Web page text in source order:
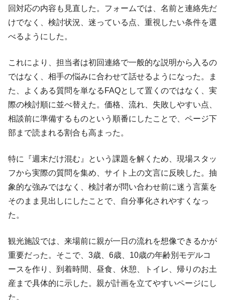
回対応の内容も見直した。フォームでは、名前と連絡先だ
けでなく、検討状況、迷っている点、重視したい条件を選
べるようにした。
これにより、担当者は初回連絡で一般的な説明から入るの
ではなく、相手の悩みに合わせて話せるようになった。ま
た、よくある質問を単なるFAQとして置くのではなく、実
際の検討順に並べ替えた。価格、流れ、失敗しやすい点、
相談前に準備するものという順番にしたことで、ページ下
部まで読まれる割合も高まった。
特に『週末だけ混む』という課題を解くため、現場スタッ
フから実際の質問を集め、サイト上の文言に反映した。抽
象的な強みではなく、検討者が問い合わせ前に迷う言葉を
そのまま見出しにしたことで、自分事化されやすくなっ
た。
観光施設では、来場前に親が一日の流れを想像できるかが
重要だった。そこで、3歳、6歳、10歳の年齢別モデルコ
ースを作り、到着時間、昼食、休憩、トイレ、帰りのお土
産まで具体的に示した。親が計画を立てやすいページにし
た。